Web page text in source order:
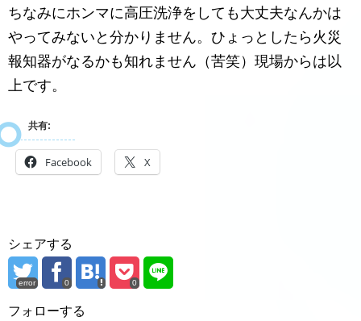
ちなみにホンマに高圧洗浄をしても大丈夫なんかは
やってみないと分かりません。ひょっとしたら火災
報知器がなるかも知れません（苦笑）現場からは以
上です。
共有:
Facebook X
シェアする
error 0 0
フォローする